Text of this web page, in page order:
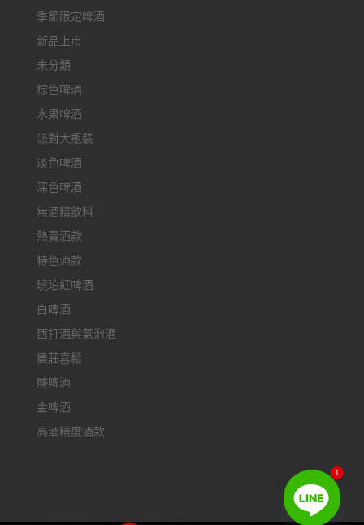
季節限定啤酒
新品上市
未分類
棕色啤酒
水果啤酒
派對大瓶裝
淡色啤酒
深色啤酒
無酒精飲料
熱賣酒款
特色酒款
琥珀紅啤酒
白啤酒
西打酒與氣泡酒
農莊喜鬆
酸啤酒
金啤酒
高酒精度酒款
1